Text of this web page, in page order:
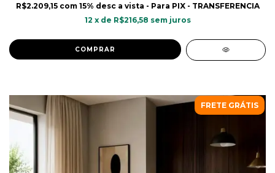
R$2.209,15 com 15% desc a vista - Para PIX - TRANSFERENCIA
12 x de R$216,58 sem juros
COMPRAR
FRETE GRÁTIS